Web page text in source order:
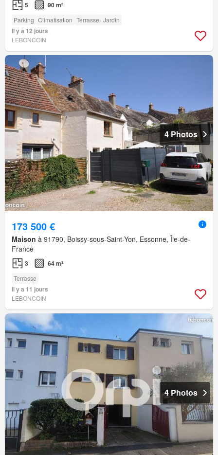
5 90 m²
Parking Climatisation Terrasse Jardin
Il y a 12 jours
LEBONCOIN
4 Photos
173 500 €
Maison à 91790, Boissy-sous-Saint-Yon, Essonne, Île-de-
France
3 64 m²
Terrasse
Il y a 11 jours
LEBONCOIN
4 Photos